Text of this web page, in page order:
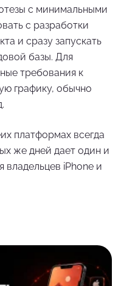
с минимальными
с разработки
и сразу запускать
базы. Для
требования к
графику, обычно
платформах всегда
же дней дает один и
владельцев iPhone и